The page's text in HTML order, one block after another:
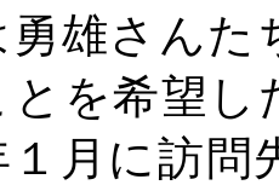
雄さんた
とを希望
１月に訪